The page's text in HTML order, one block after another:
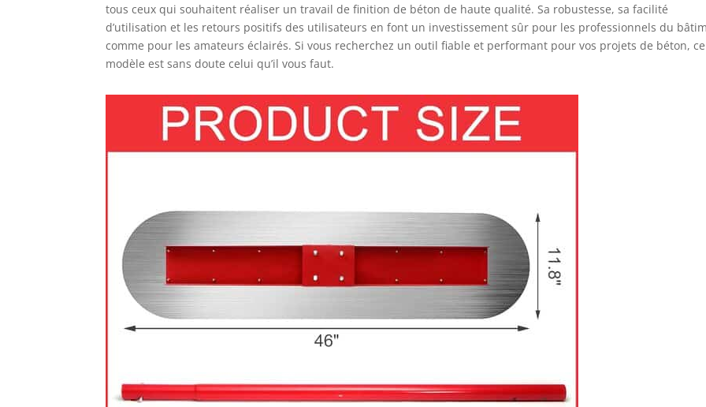
tous ceux qui souhaitent réaliser un travail de finition de béton de haute qualité. Sa robustesse, sa facilité
d’utilisation et les retours positifs des utilisateurs en font un investissement sûr pour les professionnels du
comme pour les amateurs éclairés. Si vous recherchez un outil fiable et performant pour vos projets de béton, ce
modèle est sans doute celui qu’il vous faut.